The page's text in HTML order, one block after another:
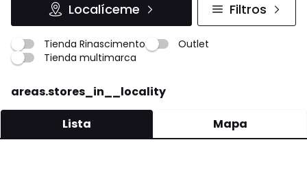
Localíceme Filtros
Tienda Rinascimento
Outlet
Tienda multimarca
areas.stores_in__locality
Lista Mapa